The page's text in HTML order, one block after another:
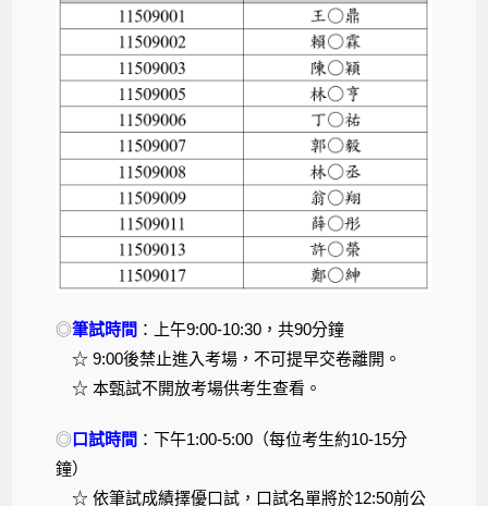
◎筆試時間 ：上午9:00-10:30，共90分鐘
☆ 9:00後禁止進入考場，不可提早交卷離開。
☆ 本甄試不開放考場供考生查看。
◎口試時間 ：下午1:00-5:00（每位考生約10-15分
鐘）
☆ 依筆試成績擇優口試，口試名單將於12:50前公